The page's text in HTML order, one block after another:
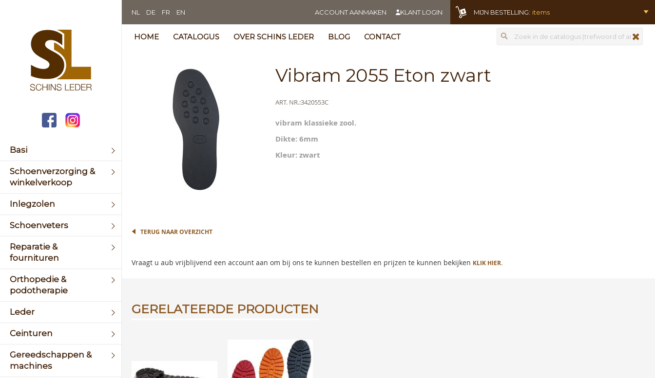
Basi
Schoenverzorging &
winkelverkoop
Inlegzolen
Schoenveters
Reparatie &
fournituren
Orthopedie &
podotherapie
Leder
Ceinturen
Gereedschappen &
machines
ACCOUNT AANMAKEN KLANT LOGIN
NL DE FR EN MIJN BESTELLING: items
HOME CATALOGUS OVER SCHINS LEDER BLOG CONTACT Zoeken
Vibram 2055 Eton zwart
Meer
ART. NR.3420553C
vibram klassieke zool.
Dikte: 6mm
Kleur: zwart
Skip
to
the
end
of
the
images
gallery
beginning
images
TERUG NAAR OVERZICHT
Vraagt u aub vrijblijvend een account aan om bij ons te kunnen bestellen en prijzen te kunnen bekijken KLIK HIER.
GERELATEERDE PRODUCTEN